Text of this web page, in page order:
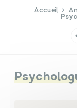
Accueil